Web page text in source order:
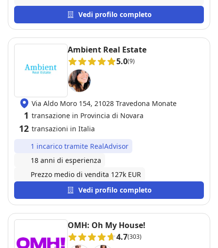
Vedi profilo completo
Ambient Real Estate
5.0(9)
Via Aldo Moro 154, 21028 Travedona Monate
1 transazione in Provincia di Novara
12 transazioni in Italia
1 incarico tramite RealAdvisor
18 anni di esperienza
Prezzo medio di vendita 127k EUR
Vedi profilo completo
OMH: Oh My House!
4.7(303)